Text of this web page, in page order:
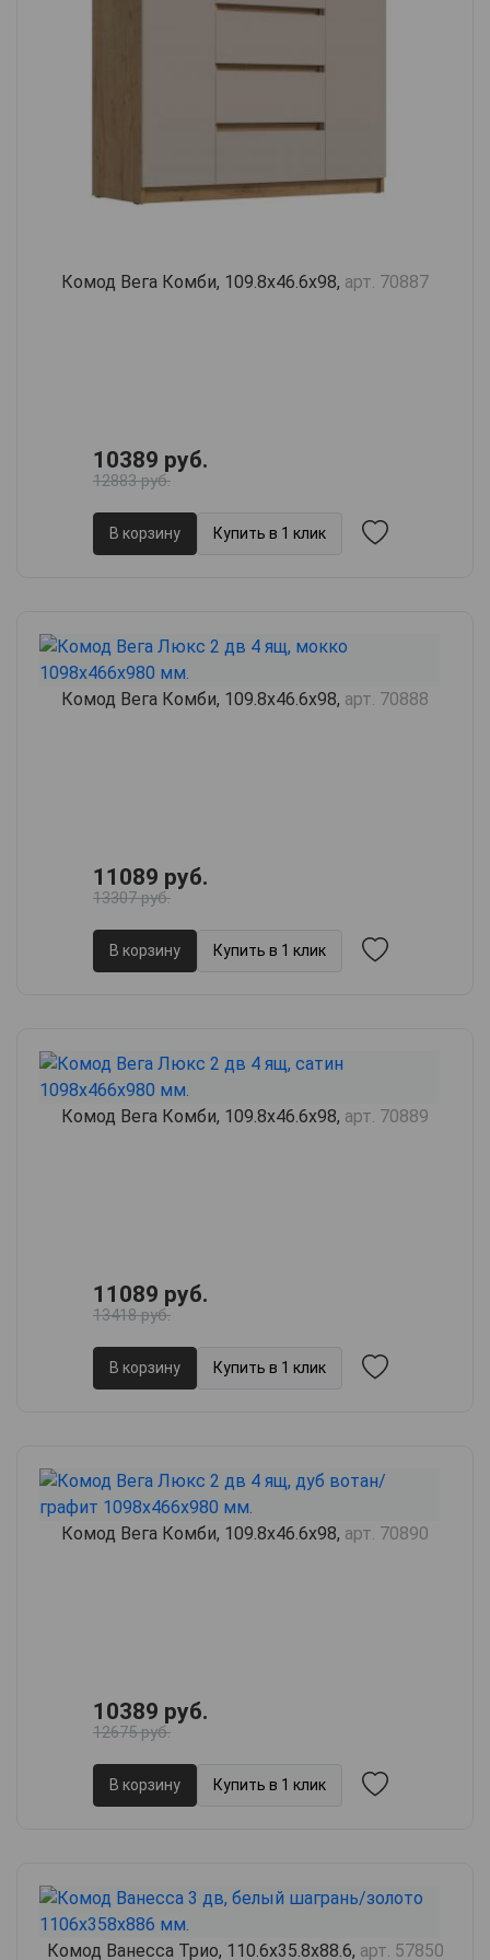
Комод Вега Комби, 109.8х46.6х98, арт. 70887
10389 руб.
12883 руб.
В корзину Купить в 1 клик
Комод Вега Комби, 109.8х46.6х98, арт. 70888
11089 руб.
13307 руб.
В корзину Купить в 1 клик
Комод Вега Комби, 109.8х46.6х98, арт. 70889
11089 руб.
13418 руб.
В корзину Купить в 1 клик
Комод Вега Комби, 109.8х46.6х98, арт. 70890
10389 руб.
12675 руб.
В корзину Купить в 1 клик
Комод Ванесса Трио, 110.6х35.8х88.6, арт. 57850